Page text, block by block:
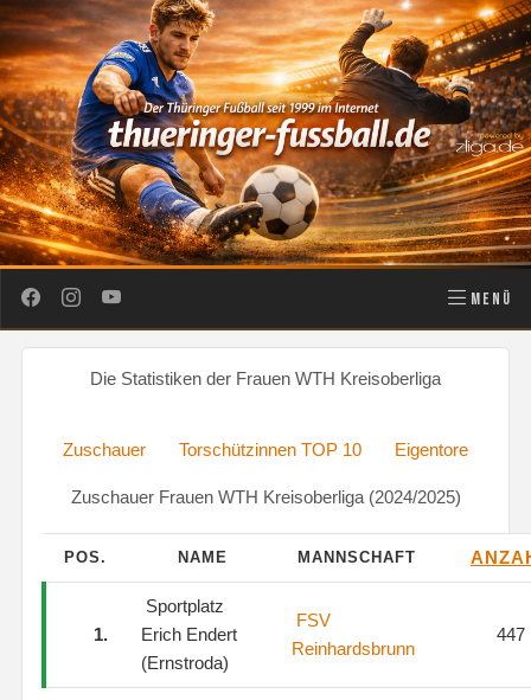
MENÜ
Die Statistiken der Frauen WTH Kreisoberliga
Zuschauer Torschützinnen TOP 10 Eigentore
Zuschauer Frauen WTH Kreisoberliga (2024/2025)
POS. NAME MANNSCHAFT
1.
Sportplatz
Erich Endert
(Ernstroda)
FSV
Reinhardsbrunn
447